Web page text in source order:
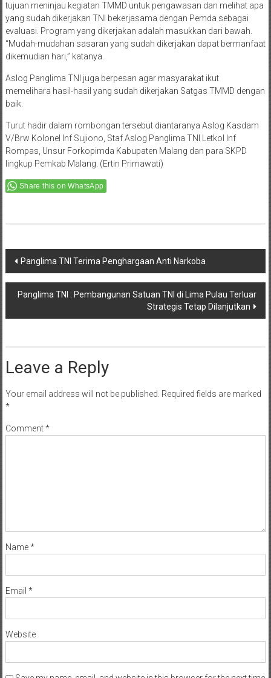
tujuan meninjau kegiatan TMMD untuk pengawasan dan melihat apa
yang sudah dikerjakan TNI bekerjasama dengan Pemda sebagai
evaluasi. Program yang dikerjakan adalah masukkan dari bawah.
“Mudah-mudahan sasaran yang sudah dikerjakan dapat bermanfaat
dikemudian hari,” katanya.
Aslog Panglima TNI juga berpesan agar masyarakat ikut
memelihara hasil-hasil yang sudah dikerjakan Satgas TMMD dengan
baik.
Turut hadir dalam rombongan tersebut diantaranya Aslog Kasdam
V/Brw Kolonel Inf Sujiono, Staf Aslog Panglima TNI Letkol Inf
Rompas, Unsur Forkopimda Kabupaten Malang dan para SKPD
lingkup Pemkab Malang. (Ertin Primawati)
Share this on WhatsApp
Post
navigation
Panglima TNI Terima Penghargaan Anti Narkoba
Panglima TNI : Pembangunan Satuan TNI di Lima Pulau Terluar
Strategis Tetap Dilanjutkan
Leave a Reply
Your email address will not be published. Required fields are marked
*
Comment*
Name*
Email *
Website